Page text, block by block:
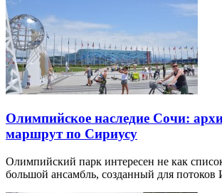
Олимпийское наследие Сочи:
маршрут по Сириусу
Олимпийский парк интересен не как
большой ансамбль, созданный для потоков